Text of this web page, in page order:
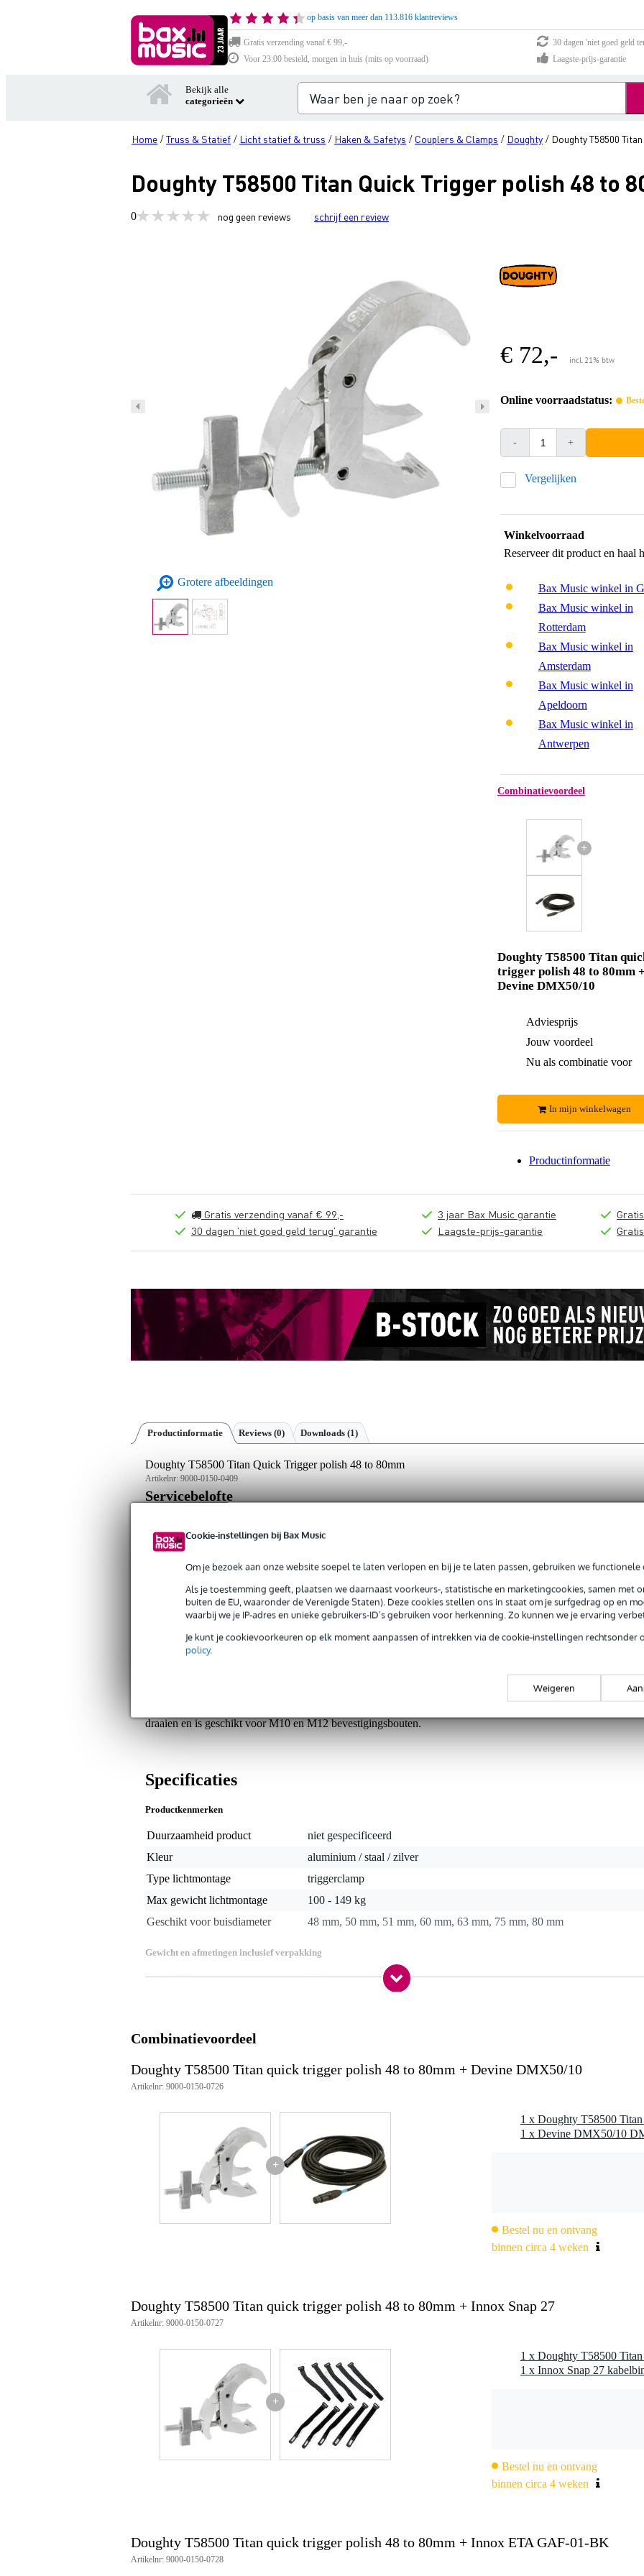
Cookie-instellingen bij Bax Music
Om je bezoek aan onze website soepel te laten verlopen en bij je te laten passen, gebruiken we functionele
Als je toestemming geeft, plaatsen we daarnaast voorkeurs-, statistische en marketingcookies, samen met
buiten de EU, waaronder de Verenigde Staten). Deze cookies stellen ons in staat om je surfgedrag op en
waarbij we je IP-adres en unieke gebruikers-ID’s gebruiken voor herkenning. Zo kunnen we je ervaring
Je kunt je cookievoorkeuren op elk moment aanpassen of intrekken via de cookie-instellingen rechtsonder
policy.
Weigeren
op basis van meer dan 113.816 klantreviews
Gratis verzending vanaf € 99,-
30 dagen 'niet goed geld
Voor 23:00 besteld, morgen in huis (mits op voorraad)
Laagste-prijs-garantie
Bekijk alle
categorieën
Home /Truss & Statief / Licht statief & truss / Haken & Safetys / Couplers & Clamps / Doughty / Doughty T58500
Doughty T58500 Titan Quick Trigger polish 48 to
0 nog geen reviews schrijf een review
Grotere afbeeldingen
€ 72,- incl. 21% btw
Online voorraadstatus:
- +
Vergelijken
Winkelvoorraad
Reserveer dit product en haal
Bax Music winkel in
Bax Music winkel in
Rotterdam
Bax Music winkel in
Amsterdam
Bax Music winkel in
Apeldoorn
Bax Music winkel in
Antwerpen
Combinatievoordeel
+
Doughty T58500 Titan
trigger polish 48 to 80mm +
Devine DMX50/10
Adviesprijs
Jouw voordeel
Nu als combinatie voor
In mijn winkelwagen
Productinformatie
Gratis verzending vanaf € 99,-
30 dagen 'niet goed geld terug' garantie
3 jaar Bax Music garantie
Laagste-prijs-garantie
Productinformatie Reviews (0) Downloads (1)
Doughty T58500 Titan Quick Trigger polish 48 to 80mm
Artikelnr: 9000-0150-0409
Servicebelofte
Bax Music Garantie: Op dit product krijg je 3 jaar Bax Music Garantie.
Op dit product krijg je 3 jaar Bax Music Garantie.
Plus- en minpunten
Robuuste constructie van T6 aluminium.
Eenvoudig handvast te bevestigen met M10/M12 bevestigingen.
met een buisdiameter van 48 tot 80 mm. Gemaakt van hoogwaardig AW6082 T6 aluminium en
onderdelen, biedt deze klem een veilige werkbelasting van 100 kg en heeft een veiligheidsfactor van 5:1. De
draaien en is geschikt voor M10 en M12 bevestigingsbouten.
Specificaties
Productkenmerken
Duurzaamheid product
niet gespecificeerd
Kleur
aluminium / staal / zilver
Type lichtmontage
triggerclamp
Max gewicht lichtmontage
100 - 149 kg
Geschikt voor buisdiameter
48 mm, 50 mm, 51 mm, 60 mm, 63 mm, 75 mm, 80 mm
Gewicht en afmetingen inclusief verpakking
Gewicht(incl. verpakking)
700 gr
Productspecificaties
Geschikt voor buisdiameter: Ø48 - 80 mm (1,89" tot 3,15")
Materiaal hoofdbouw: AW6082 T6 aluminium
Materiaal rolpennen: Roestvrij staal
Bevestigingen: Te gebruiken met M10 of M12 bevestigingen
WLL (Werklastlimiet): 100 kg
Gewicht: 0,69 kg
Veiligheidsfactor: 5:1
Keuring: TÜV goedgekeurd
Kleur: Gepolijst (T58500), Poedercoating Zwart (T58501)
Geschikt voor: Licht- en trussmontagesystemen
Artikelnummer: T58500 (gepolijst), T58501 (zwart)
Combinatievoordeel
Doughty T58500 Titan quick trigger polish 48 to 80mm + Devine DMX50/10
Artikelnr: 9000-0150-0726
+
Bestel nu en ontvang
binnen circa 4 weken
Doughty T58500 Titan quick trigger polish 48 to 80mm + Innox Snap 27
Artikelnr: 9000-0150-0727
+
Bestel nu en ontvang
binnen circa 4 weken
Doughty T58500 Titan quick trigger polish 48 to 80mm + Innox ETA GAF-01-BK
Artikelnr: 9000-0150-0728